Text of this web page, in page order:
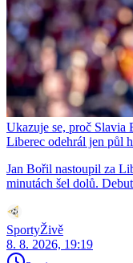
Ukazuje se, proč Slavia
Liberec odehrál jen půl
Jan Bořil nastoupil za
minutách šel dolů.
SportyŽivě
8. 8. 2026, 19:19